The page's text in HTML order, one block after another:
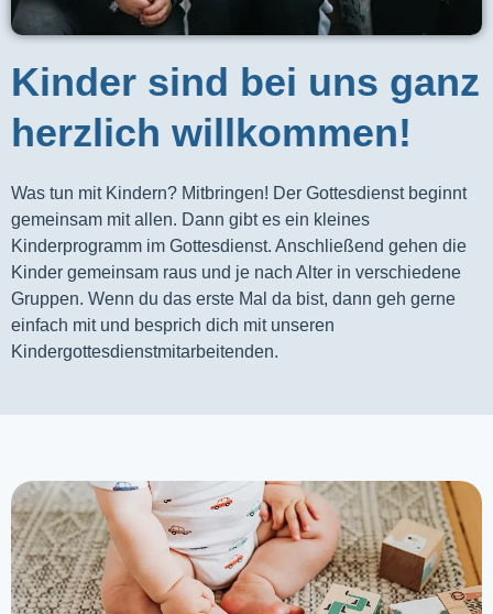
Kinder sind bei uns ganz
herzlich willkommen!
Was tun mit Kindern? Mitbringen! Der Gottesdienst beginnt
gemeinsam mit allen. Dann gibt es ein kleines
Kinderprogramm im Gottesdienst. Anschließend gehen die
Kinder gemeinsam raus und je nach Alter in verschiedene
Gruppen. Wenn du das erste Mal da bist, dann geh gerne
einfach mit und besprich dich mit unseren
Kindergottesdienstmitarbeitenden.